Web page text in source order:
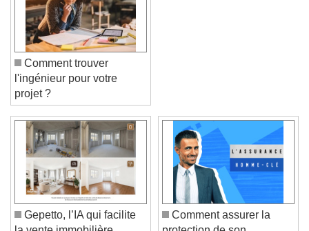
Video Player is loading.
Play Video
Play
Skip Backward
Skip Forward
Unmute
Comment trouver
l'ingénieur pour votre
projet ?
Gepetto, l’IA qui facilite
Comment assurer la